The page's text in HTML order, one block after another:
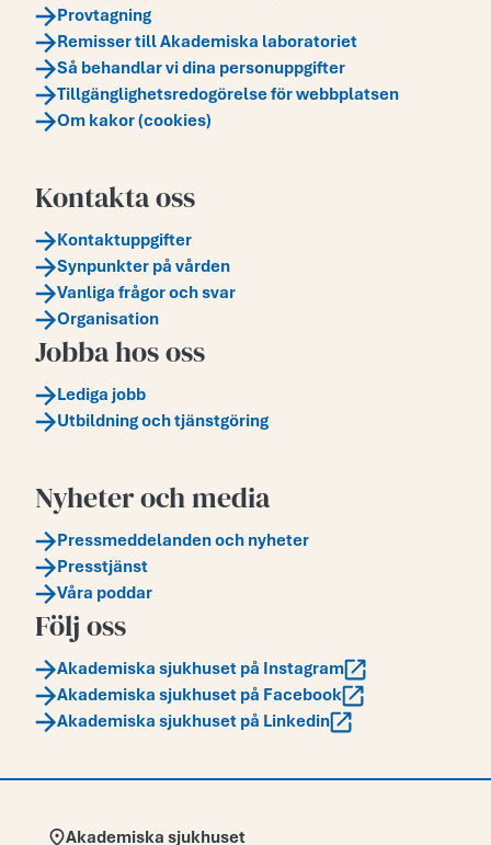
Provtagning
Remisser till Akademiska laboratoriet
Så behandlar vi dina personuppgifter
Tillgänglighetsredogörelse för webbplatsen
Om kakor (cookies)
Kontakta oss
Kontaktuppgifter
Synpunkter på vården
Vanliga frågor och svar
Organisation
Jobba hos oss
Lediga jobb
Utbildning och tjänstgöring
Nyheter och media
Pressmeddelanden och nyheter
Presstjänst
Våra poddar
Följ oss
Akademiska sjukhuset på Instagram
Akademiska sjukhuset på Facebook
Akademiska sjukhuset på Linkedin
Adress:
Akademiska sjukhuset